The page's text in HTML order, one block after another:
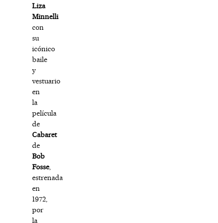
Liza
Minnelli
con
su
icónico
baile
y
vestuario
en
la
película
de
Cabaret
de
Bob
Fosse,
estrenada
en
1972,
por
la